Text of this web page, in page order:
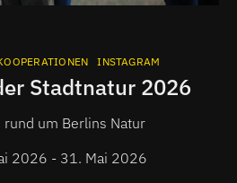
INSTAGRAM
Stadtnatur 2026
um Berlins Natur
2026 - 31. Mai 2026